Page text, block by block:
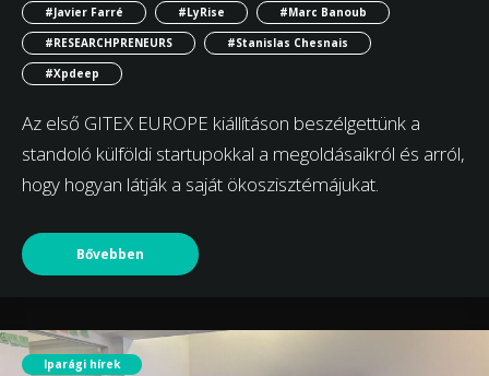
#Javier Farré
#LyRise
#Marc Banoub
#RESEARCHPRENEURS
#Stanislas Chesnais
#Xpdeep
Az első GITEX EUROPE kiállításon beszélgettünk a
standoló külföldi startupokkal a megoldásaikról és arról,
hogy hogyan látják a saját ökoszisztémájukat.
Bővebben
Iparági hírek